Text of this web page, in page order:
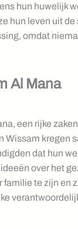
hun huwelijk
hun leven uit
omdat
Al Mana
een rijke
Wissam kregen
dat hun
over het
te zijn en